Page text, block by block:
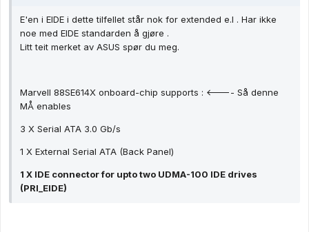
E'en i EIDE i dette tilfellet står nok for extended e.l . Har ikke
noe med EIDE standarden å gjøre .
Litt teit merket av ASUS spør du meg.
Marvell 88SE614X onboard-chip supports : <---- Så denne
MÅ enables
3 X Serial ATA 3.0 Gb/s
1 X External Serial ATA (Back Panel)
1 X IDE connector for upto two UDMA-100 IDE drives
(PRI_EIDE)